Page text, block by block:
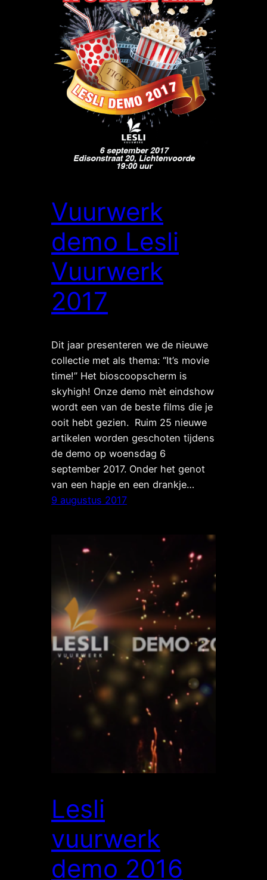
Vuurwerk
demo Lesli
Vuurwerk
2017
Dit jaar presenteren we de nieuwe
collectie met als thema: “It’s movie
time!” Het bioscoopscherm is
skyhigh! Onze demo mèt eindshow
wordt een van de beste films die je
ooit hebt gezien. Ruim 25 nieuwe
artikelen worden geschoten tijdens
de demo op woensdag 6
september 2017. Onder het genot
van een hapje en een drankje…
9 augustus 2017
Lesli
vuurwerk
demo 2016